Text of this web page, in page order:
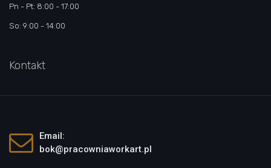
Pn - Pt: 8:00 - 17:00
So: 9:00 - 14:00
Kontakt
Email:
bok@pracowniaworkart.pl